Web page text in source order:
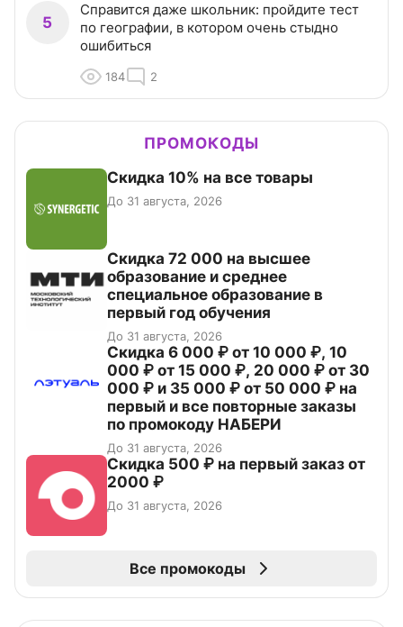
5
Справится даже школьник: пройдите тест
по географии, в котором очень стыдно
ошибиться
184 2
ПРОМОКОДЫ
Скидка 10% на все товары
До 31 августа, 2026
Скидка 72 000 на высшее
образование и среднее
специальное образование в
первый год обучения
До 31 августа, 2026
Скидка 6 000 ₽ от 10 000 ₽, 10
000 ₽ от 15 000 ₽, 20 000 ₽ от 30
000 ₽ и 35 000 ₽ от 50 000 ₽ на
первый и все повторные заказы
по промокоду НАБЕРИ
До 31 августа, 2026
Скидка 500 ₽ на первый заказ от
2000 ₽
До 31 августа, 2026
Все промокоды